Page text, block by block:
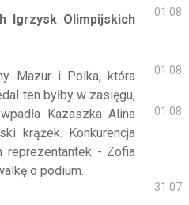
Igrzysk Olimpijskich
Mazur i Polka, która
ten byłby w zasięgu,
Kazaszka Alina
krążek. Konkurencja
reprezentantek - Zofia
o podium.
01.08
01.08
01.08
31.07